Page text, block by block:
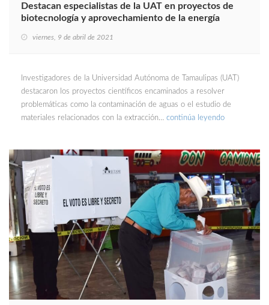
Destacan especialistas de la UAT en proyectos de
biotecnología y aprovechamiento de la energía
viernes, 9 de abril de 2021
Investigadores de la Universidad Autónoma de Tamaulipas (UAT)
destacaron los proyectos científicos encaminados a resolver
problemáticas como la contaminación de aguas o el estudio de
materiales relacionados con la extracción… continúa leyendo